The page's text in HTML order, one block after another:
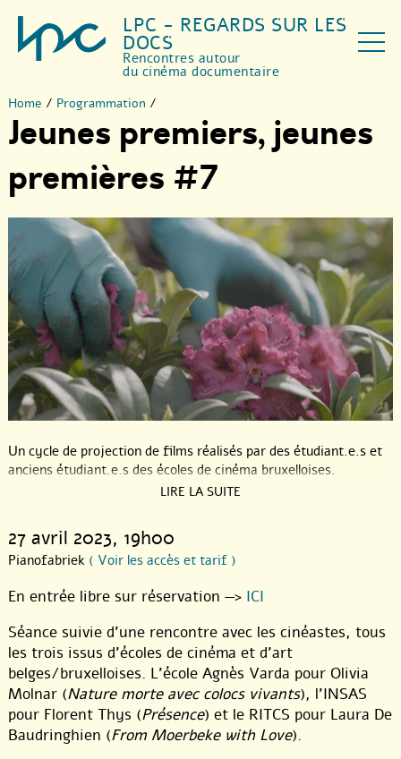
LPC - REGARDS SUR LES
DOCS
Rencontres autour
du cinéma documentaire
Home / Programmation /
Jeunes premiers, jeunes
premières #7
Un cycle de projection de films réalisés par des étudiant.e.s et
anciens étudiant.e.s des écoles de cinéma bruxelloises.
Programmé par Le p’tit ciné, et organisé en partenariat avec le
En entrée libre sur réservation —>
En partenariat avec GC Pianofabriek.
LIRE LA SUITE
27 avril 2023, 19h00
Pianofabriek ( Voir les accès et tarif )
En entrée libre sur réservation —> ICI
Séance suivie d’une rencontre avec les cinéastes, tous
les trois issus d’écoles de cinéma et d’art
belges/bruxelloises. L’école Agnès Varda pour Olivia
Molnar (Nature morte avec colocs vivants), l’INSAS
pour Florent Thys (Présence) et le RITCS pour Laura De
Baudringhien (From Moerbeke with Love).